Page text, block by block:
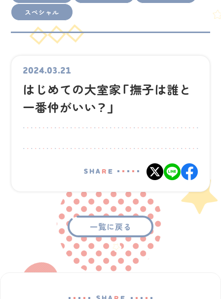
スペシャル
2024.03.21
はじめての大室家「撫子は誰と
一番仲がいい？」
SHA R E
一覧に戻る